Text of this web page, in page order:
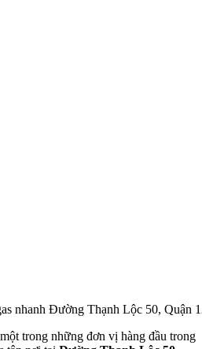
nhanh Đường Thạnh Lộc 50, Quận
trong những đơn vị hàng đầu trong